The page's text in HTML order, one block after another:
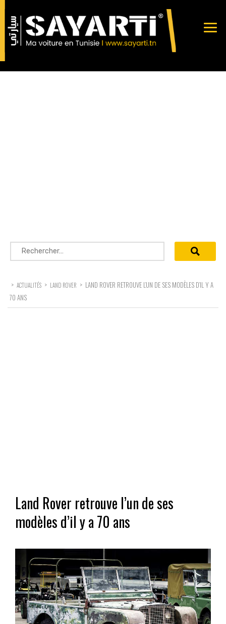
Rechercher :
> ACTUALITÉS > LAND ROVER > LAND ROVER RETROUVE L’UN DE SES MODÈLES D’IL Y A
70 ANS
Land Rover retrouve l’un de ses
modèles d’il y a 70 ans